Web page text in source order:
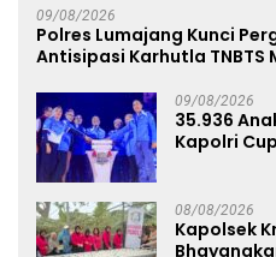
09/08/2026
Polres Lumajang Kunci
Antisipasi Karhutla TNBTS
09/08/2026
35.936
Kapolri
08/08/2026
Kapolsek